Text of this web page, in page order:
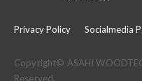
Privacy Policy Socialmedia
Copyright© ASAHI
Reserved.